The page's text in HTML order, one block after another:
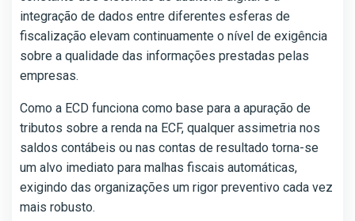
integração de dados entre diferentes esferas de
fiscalização elevam continuamente o nível de exigência
sobre a qualidade das informações prestadas pelas
empresas.
Como a ECD funciona como base para a apuração de
tributos sobre a renda na ECF, qualquer assimetria nos
saldos contábeis ou nas contas de resultado torna-se
um alvo imediato para malhas fiscais automáticas,
exigindo das organizações um rigor preventivo cada vez
mais robusto.